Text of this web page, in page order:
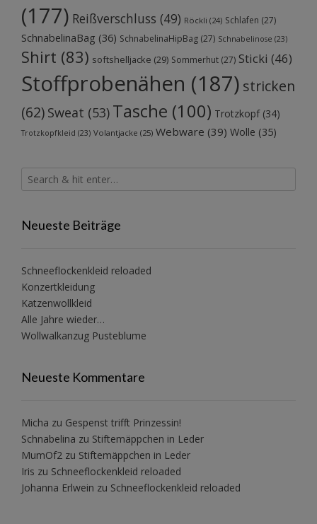
(177) Reißverschluss (49) Röckli (24) Schlafen (27)
SchnabelinaBag (36) SchnabelinaHipBag (27) Schnabelinose (23)
Shirt (83) softshelljacke (29) Sommerhut (27) Sticki (46)
Stoffprobenähen (187) stricken
(62) Sweat (53) Tasche (100) Trotzkopf(34)
Trotzkopfkleid (23) Volantjacke (25) Webware (39) Wolle (35)
Neueste Beiträge
Schneeflockenkleid reloaded
Konzertkleidung
Katzenwollkleid
Alle Jahre wieder…
Wollwalkanzug Pusteblume
Neueste Kommentare
Micha zu Gespenst trifft Prinzessin!
Schnabelina zu Stiftemäppchen in Leder
MumOf2 zu Stiftemäppchen in Leder
Iris zu Schneeflockenkleid reloaded
Johanna Erlwein zu Schneeflockenkleid reloaded